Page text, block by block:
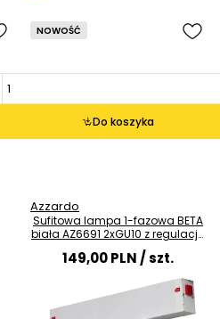
Do koszyka
NOWOŚĆ
Azzardo
Sufitowa lampa 1-fazowa BETA
biała AZ6691 2xGU10 z regulacją
149,00 PLN/ szt.